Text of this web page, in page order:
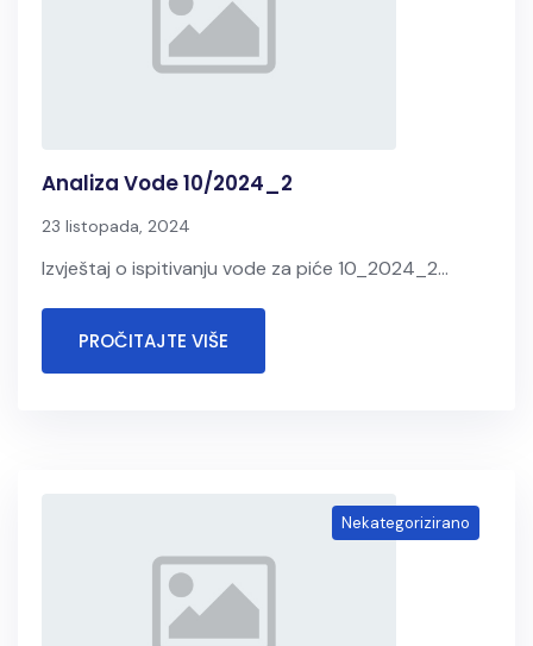
Analiza Vode 10/2024_2
23 listopada, 2024
Izvještaj o ispitivanju vode za piće 10_2024_2...
PROČITAJTE VIŠE
Nekategorizirano